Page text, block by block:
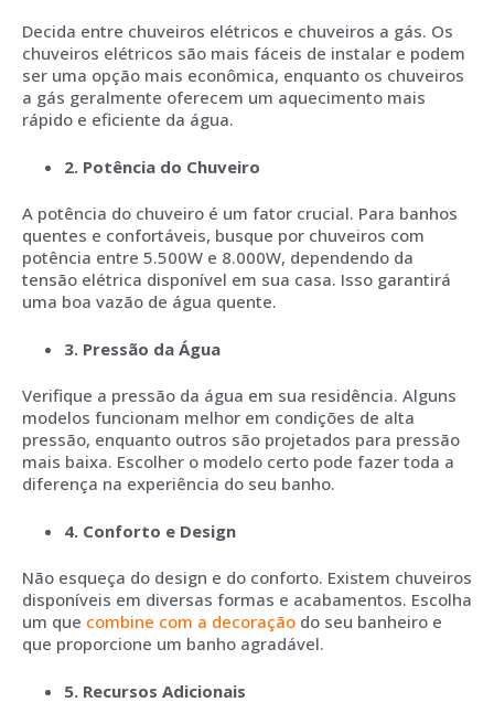
Decida entre chuveiros elétricos e chuveiros a gás. Os
chuveiros elétricos são mais fáceis de instalar e podem
ser uma opção mais econômica, enquanto os chuveiros
a gás geralmente oferecem um aquecimento mais
rápido e eficiente da água.
2. Potência do Chuveiro
A potência do chuveiro é um fator crucial. Para banhos
quentes e confortáveis, busque por chuveiros com
potência entre 5.500W e 8.000W, dependendo da
tensão elétrica disponível em sua casa. Isso garantirá
uma boa vazão de água quente.
3. Pressão da Água
Verifique a pressão da água em sua residência. Alguns
modelos funcionam melhor em condições de alta
pressão, enquanto outros são projetados para pressão
mais baixa. Escolher o modelo certo pode fazer toda a
diferença na experiência do seu banho.
4. Conforto e Design
Não esqueça do design e do conforto. Existem chuveiros
disponíveis em diversas formas e acabamentos. Escolha
um que combine com a decoração do seu banheiro e
que proporcione um banho agradável.
5. Recursos Adicionais